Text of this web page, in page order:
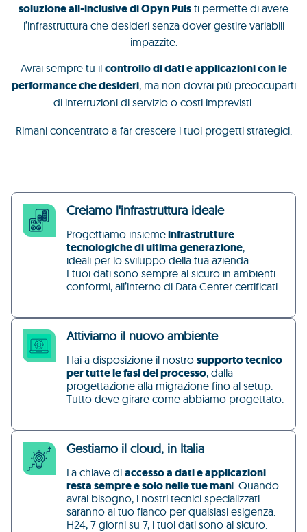
soluzione all-inclusive di Opyn Puls ti permette di avere
l’infrastruttura che desideri senza dover gestire variabili
impazzite.
Avrai sempre tu il controllo di dati e applicazioni con le
performance che desideri, ma non dovrai più preoccuparti
di interruzioni di servizio o costi imprevisti.
Rimani concentrato a far crescere i tuoi progetti strategici.
Creiamo l'infrastruttura ideale
Progettiamo insiemeinfrastrutture
tecnologiche di ultima generazione,
ideali per lo sviluppo della tua azienda.
I tuoi dati sono sempre al sicuro in ambienti
conformi, all’interno di Data Center certificati.
Attiviamo il nuovo ambiente
Hai a disposizione il nostro supporto tecnico
per tutte le fasi del processo, dalla
progettazione alla migrazione fino al setup.
Tutto deve girare come abbiamo progettato.
Gestiamo il cloud, in Italia
La chiave di accesso a dati e applicazioni
resta sempre e solo nelle tue mani. Quando
avrai bisogno, i nostri tecnici specializzati
saranno al tuo fianco per qualsiasi esigenza:
H24, 7 giorni su 7, i tuoi dati sono al sicuro.